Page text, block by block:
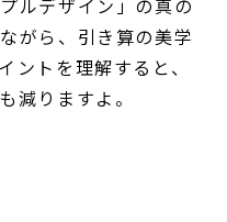
がら、引き算の美学
ントを理解すると、
減りますよ。